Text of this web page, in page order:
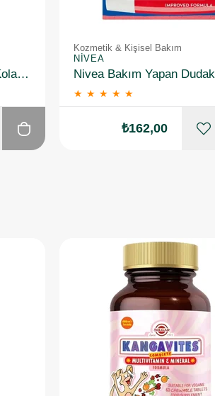
Collax Enzimatik Hidrolize Kolajen 30 Flakon
Kozmetik & Kişisel Bakım
NIVEA
★ ★ ★ ★ ★
₺162,00